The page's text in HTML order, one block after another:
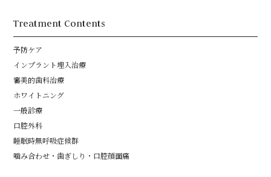
Treatment Contents
予防ケア
インプラント埋入治療
審美的歯科治療
ホワイトニング
一般診療
口腔外科
睡眠時無呼吸症候群
噛み合わせ・歯ぎしり・口腔顔面痛